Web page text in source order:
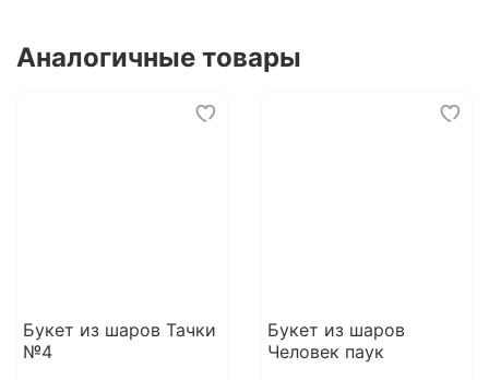
Аналогичные товары
Букет из шаров Тачки
№4
Букет из шаров
Человек паук